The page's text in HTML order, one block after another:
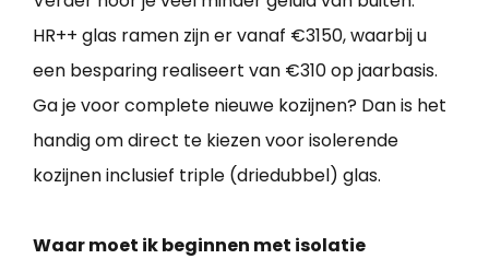
HR++ glas ramen zijn er vanaf €3150, waarbij u
een besparing realiseert van €310 op jaarbasis.
Ga je voor complete nieuwe kozijnen? Dan is het
handig om direct te kiezen voor isolerende
kozijnen inclusief triple (driedubbel) glas.
Waar moet ik beginnen met isolatie